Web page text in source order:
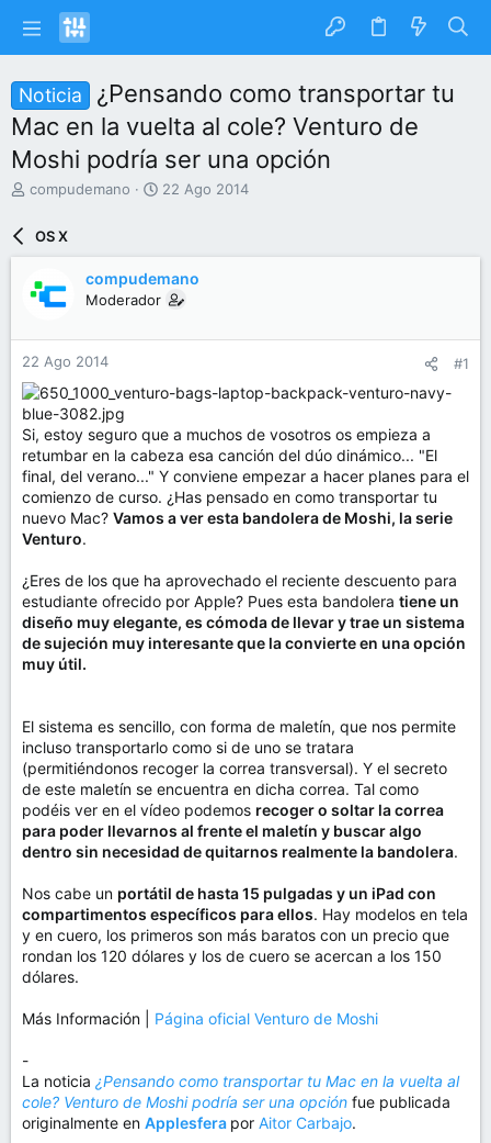
Noticia
¿Pensando como transportar tu
Mac en la vuelta al cole? Venturo de
Moshi podría ser una opción
I
a
r
d
e
l
t
e
m
a
compudemano
F
d
e
n
22 Ago 2014
OS X
compudemano
Moderador
22 Ago 2014 #1
Si, estoy seguro que a muchos de vosotros os empieza a
retumbar en la cabeza esa canción del dúo dinámico... "El
final, del verano..." Y conviene empezar a hacer planes para el
comienzo de curso. ¿Has pensado en como transportar tu
nuevo Mac? Vamos a ver esta bandolera de Moshi, la serie
Venturo.
¿Eres de los que ha aprovechado el reciente descuento para
estudiante ofrecido por Apple? Pues esta bandolera tiene un
diseño muy elegante, es cómoda de llevar y trae un sistema
de sujeción muy interesante que la convierte en una opción
muy útil.
El sistema es sencillo, con forma de maletín, que nos permite
incluso transportarlo como si de uno se tratara
(permitiéndonos recoger la correa transversal). Y el secreto
de este maletín se encuentra en dicha correa. Tal como
podéis ver en el vídeo podemos recoger o soltar la correa
para poder llevarnos al frente el maletín y buscar algo
dentro sin necesidad de quitarnos realmente la bandolera.
Nos cabe un portátil de hasta 15 pulgadas y un iPad con
compartimentos específicos para ellos. Hay modelos en tela
y en cuero, los primeros son más baratos con un precio que
rondan los 120 dólares y los de cuero se acercan a los 150
dólares.
Más Información | Página oficial Venturo de Moshi
-
La noticia ¿Pensando como transportar tu Mac en la vuelta al
cole? Venturo de Moshi podría ser una opción fue publicada
originalmente en Applesfera por Aitor Carbajo.